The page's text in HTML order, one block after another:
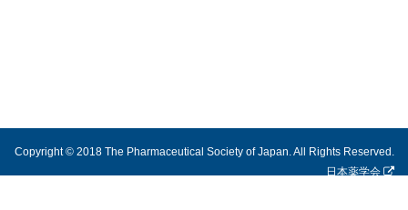
Copyright © 2018 The Pharmaceutical Society of Japan. All Rights Reserved.
日本薬学会